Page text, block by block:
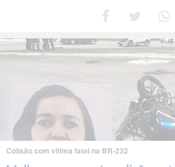
Colisão com vítima fatal na BR-232